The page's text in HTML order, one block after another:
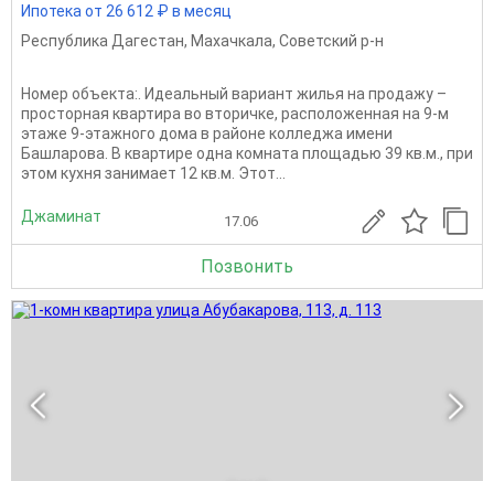
Ипотека от 26 612 ₽ в месяц
Республика Дагестан, Махачкала, Советский р-н
Номер объекта:. Идеальный вариант жилья на продажу –
просторная квартира во вторичке, расположенная на 9-м
этаже 9-этажного дома в районе колледжа имени
Башларова. В квартире одна комната площадью 39 кв.м., при
этом кухня занимает 12 кв.м. Этот...
Джаминат 17.06
Позвонить